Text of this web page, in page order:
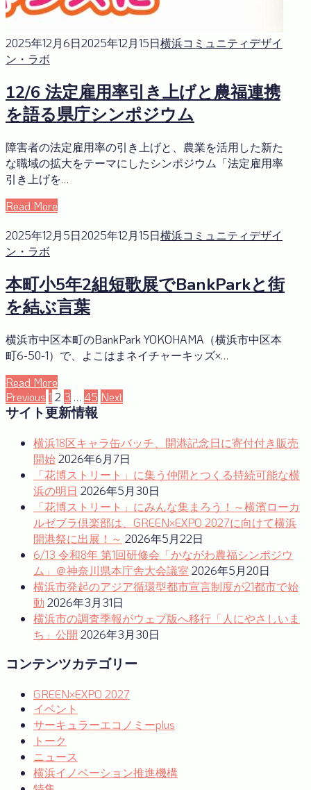
2025年12月6日2025年12月15日横浜コミュニティデザイ
ン・ラボ
12/6 法定雇用率引き上げと農福連携
を語る県庁シンポジウム
障害者の法定雇用率の引き上げと、農業を活用した新た
な職域の拡大をテーマにしたシンポジウム「法定雇用率
引き上げを…
Read More
2025年12月5日2025年12月15日横浜コミュニティデザイ
ン・ラボ
本町小5年2組短歌展でBankParkと街
を結ぶ言葉
横浜市中区本町のBankPark YOKOHAMA（横浜市中区本
町6-50-1）で、よこはまネイチャーキッズ×…
Read More
投
稿
の
ジ
り
Previous 1 2 3 … 45 Next
サイト更新情報
横浜18区キャラ缶バッチ、開港記念日に寄付付き販売
開始2026年6月7日
「花博ストリート」に集う仲間とつくる持続可能な横
浜の明日 2026年5月30日
「花博ストリート」にみんな集まろう！～横濱ローカ
ルゼブラ倶楽部は、GREEN×EXPO 2027に向けて横浜
開港祭に出展！～ 2026年5月22日
6/13 令和8年 第1回研修会「かながわ農福シンポジウ
ム」＠神奈川県本庁舎大会議室 2026年5月20日
横浜市発起のアジア循環型都市宣言制度が21都市で始
動 2026年3月31日
横浜市の調査季報がウェブ版へ移行「人にやさしいま
ち」公開 2026年3月30日
コンテンツカテゴリー
GREEN×EXPO 2027
イベント
サーキュラーエコノミーplus
トーク
ニュース
横浜イノベーション推進機構